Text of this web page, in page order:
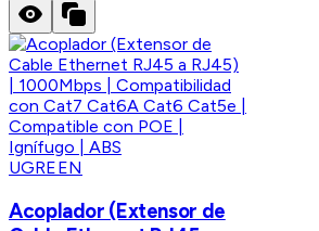
UGREEN
Acoplador (Extensor de